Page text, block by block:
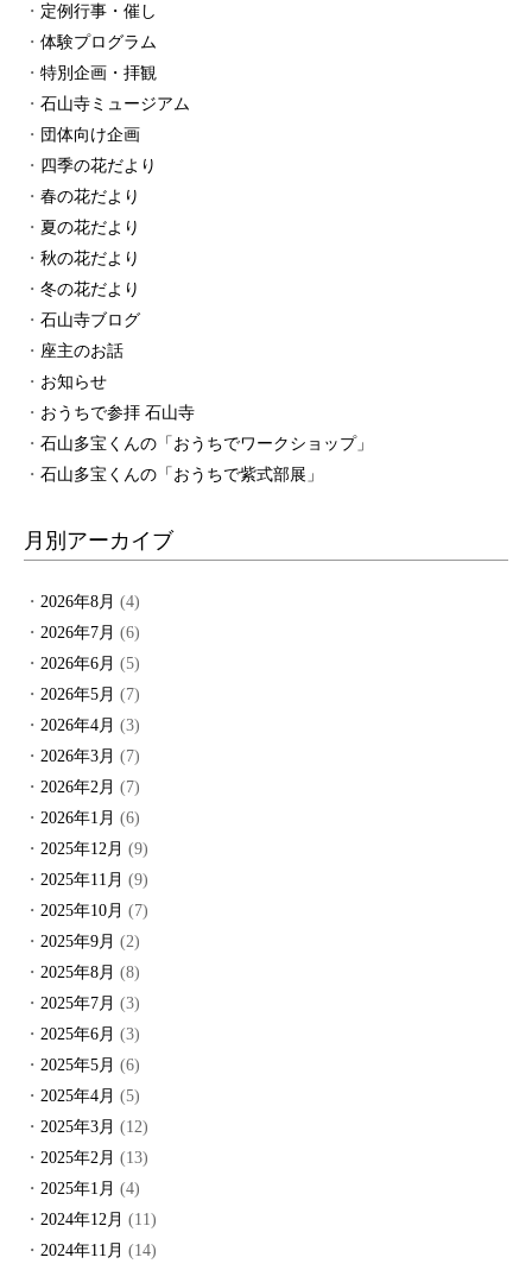
定例行事・催し
体験プログラム
特別企画・拝観
石山寺ミュージアム
団体向け企画
四季の花だより
春の花だより
夏の花だより
秋の花だより
冬の花だより
石山寺ブログ
座主のお話
お知らせ
おうちで参拝 石山寺
石山多宝くんの「おうちでワークショップ」
石山多宝くんの「おうちで紫式部展」
月別アーカイブ
2026年8月 (4)
2026年7月 (6)
2026年6月 (5)
2026年5月 (7)
2026年4月 (3)
2026年3月 (7)
2026年2月 (7)
2026年1月 (6)
2025年12月 (9)
2025年11月 (9)
2025年10月 (7)
2025年9月 (2)
2025年8月 (8)
2025年7月 (3)
2025年6月 (3)
2025年5月 (6)
2025年4月 (5)
2025年3月 (12)
2025年2月 (13)
2025年1月 (4)
2024年12月 (11)
2024年11月 (14)